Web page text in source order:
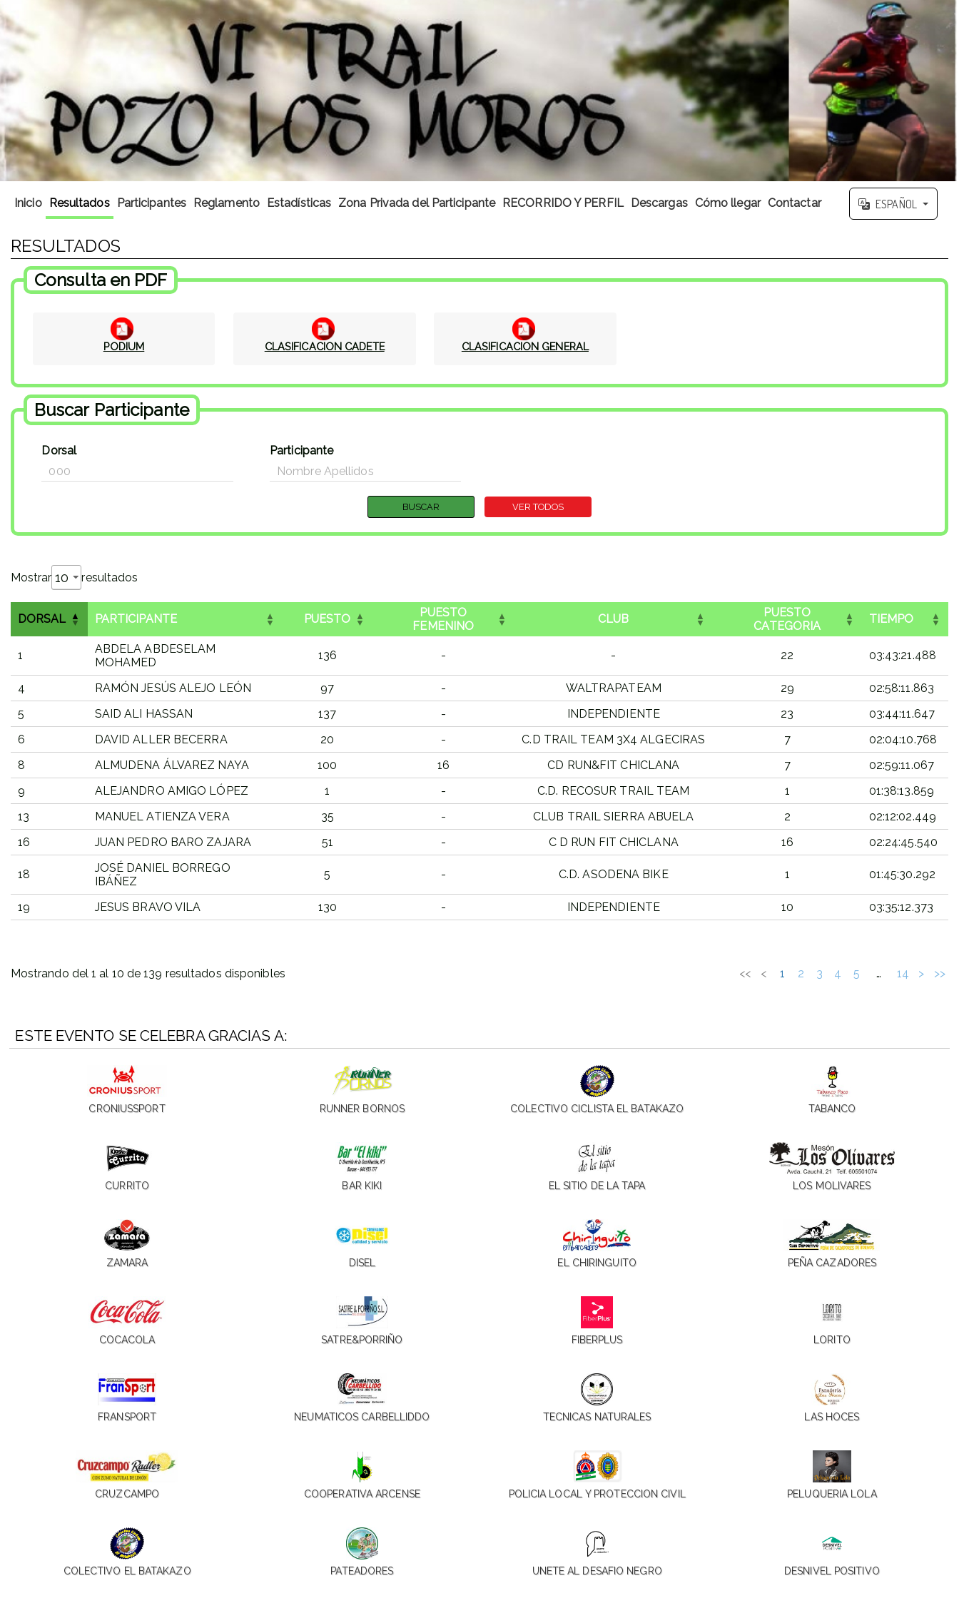
Inicio Resultados Participantes Reglamento Estadísticas Zona Privada del Participante RECORRIDO Y PERFIL Descargas Cómo llegar Contactar ESPAÑOL
RESULTADOS
Consulta en PDF
PODIUM CLASIFICACION CADETE CLASIFICACION GENERAL
Buscar Participante
Dorsal Participante
Mostrar resultados
DORSAL PARTICIPANTE PUESTO
PUESTO
FEMENINO
CLUB
PUESTO
CATEGORIA
TIEMPO
1
ABDELA ABDESELAM
MOHAMED
136 - - 22 03:43:21.488
4 RAMÓN JESÚS ALEJO LEÓN 97 - WALTRAPATEAM 29
02:58:11.863
5
SAID ALI HASSAN 137 - INDEPENDIENTE 23
03:44:11.647
6
DAVID ALLER BECERRA 20 - C.D TRAIL TEAM 3X4 ALGECIRAS 7
02:04:10.768
8
ALMUDENA ÁLVAREZ NAYA 100 16 CD RUN&FIT CHICLANA 7
02:59:11.067
9
ALEJANDRO AMIGO LÓPEZ 1 - C.D. RECOSUR TRAIL TEAM 1
01:38:13.859
13
MANUEL ATIENZA VERA 35 - CLUB TRAIL SIERRA ABUELA 2
02:12:02.449
16
JUAN PEDRO BARO ZAJARA 51 - C D RUN FIT CHICLANA 16 02:24:45.540
18
JOSÉ DANIEL BORREGO
IBÁÑEZ
5 - C.D. ASODENA BIKE 1 01:45:30.292
19 JESUS BRAVO VILA 130 - INDEPENDIENTE 10 03:35:12.373
Mostrando del 1 al 10 de 139 resultados disponibles << < 1 2 3 4 5 … 14 > >>
ESTE EVENTO SE CELEBRA GRACIAS A:
CRONIUSSPORT RUNNER BORNOS COLECTIVO CICLISTA EL BATAKAZO TABANCO
CURRITO BAR KIKI EL SITIO DE LA TAPA LOS MOLIVARES
ZAMARA DISEL EL CHIRINGUITO PEÑA CAZADORES
COCACOLA SATRE&PORRIÑO FIBERPLUS LORITO
FRANSPORT NEUMATICOS CARBELLIDDO TECNICAS NATURALES LAS HOCES
CRUZCAMPO COOPERATIVA ARCENSE POLICIA LOCAL Y PROTECCION CIVIL PELUQUERIA LOLA
COLECTIVO EL BATAKAZO PATEADORES UNETE AL DESAFIO NEGRO DESNIVEL POSITIVO